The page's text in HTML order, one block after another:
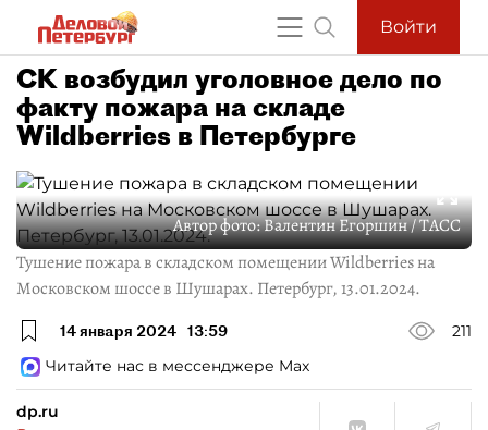
Войти
СК возбудил уголовное дело по
факту пожара на складе
Wildberries в Петербурге
Автор фото:Валентин Егоршин / ТАСС
Тушение пожара в складском помещении Wildberries на
Московском шоссе в Шушарах. Петербург, 13.01.2024.
14 января 2024 13:59
211
Читайте нас в мессенджере Max
dp.ru